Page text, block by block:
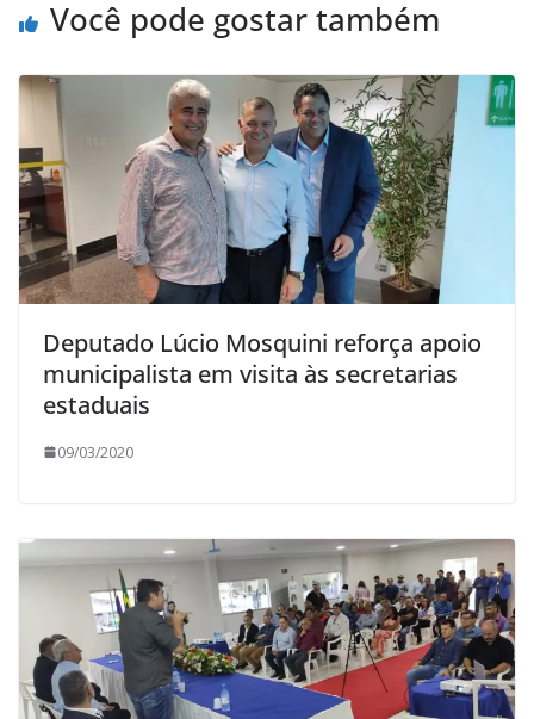
Você pode gostar também
Deputado Lúcio Mosquini reforça apoio
municipalista em visita às secretarias
estaduais
09/03/2020